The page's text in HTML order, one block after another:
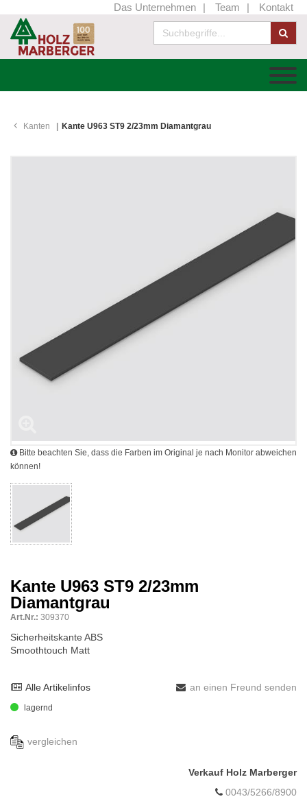
Das Unternehmen Team Kontakt
Kanten Kante U963 ST9 2/23mm Diamantgrau
Bitte beachten Sie, dass die Farben im Original je nach Monitor abweichen
können!
Kante U963 ST9 2/23mm
Diamantgrau
Art.Nr.: 309370
Sicherheitskante ABS
Smoothtouch Matt
Alle Artikelinfos an einen Freund senden
lagernd
vergleichen
Verkauf Holz Marberger
0043/5266/8900